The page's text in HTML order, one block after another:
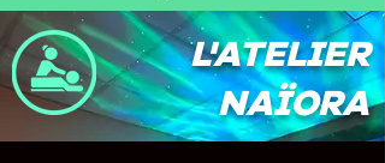
L'ATELIER
NAÏORA